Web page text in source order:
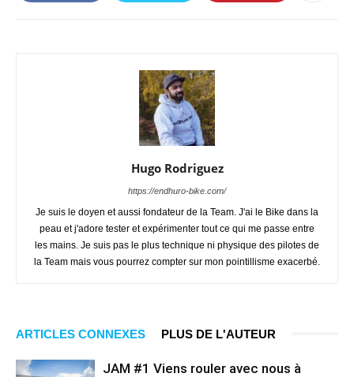
Hugo Rodriguez
https://endhuro-bike.com/
Je suis le doyen et aussi fondateur de la Team. J'ai le Bike dans la
peau et j'adore tester et expérimenter tout ce qui me passe entre
les mains. Je suis pas le plus technique ni physique des pilotes de
la Team mais vous pourrez compter sur mon pointillisme exacerbé.
ARTICLES CONNEXES PLUS DE L'AUTEUR
JAM #1 Viens rouler avec nous à